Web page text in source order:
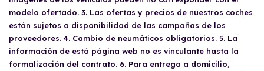
modelo ofertado. 3. Las ofertas y precios de nuestros coches
están sujetos a disponibilidad de las campañas de los
proveedores. 4. Cambio de neumáticos obligatorios. 5. La
información de está página web no es vinculante hasta la
formalización del contrato. 6. Para entrega a domicilio,